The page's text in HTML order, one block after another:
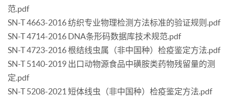
范.pdf
SN-T 4663-2016 纺织专业物理检测方法标准的验证规则.pdf
SN-T 4714-2016 DNA条形码数据库技术规范.pdf
SN-T 4723-2016 根结线虫属（非中国种）检疫鉴定方法.pdf
SN-T 5140-2019 出口动物源食品中磺胺类药物残留量的测
定.pdf
SN-T 5208-2021 短体线虫（非中国种）检疫鉴定方法.pdf